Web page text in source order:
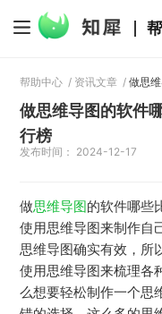
帮助中心 / 资讯文章 /
做思维导图的软件
行榜
发布时间： 2024-12-17
做思维导图的软件哪些
使用思维导图来制作自
思维导图确实有效，所
使用思维导图来梳理各
么想要轻松制作一个思